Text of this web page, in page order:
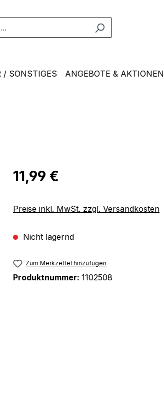
/ SONSTIGES ANGEBOTE & AKTIONEN
Regulärer Preis:
11,99 €
Preise inkl. MwSt. zzgl. Versandkosten
Nicht lagernd
Zum Merkzettel hinzufügen
Produktnummer: 1102508